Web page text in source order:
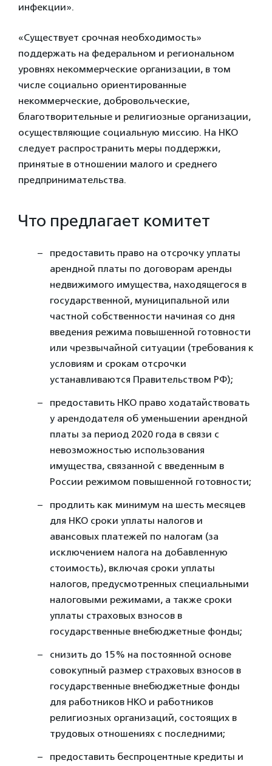
инфекции».
«Существует срочная необходимость»
поддержать на федеральном и региональном
уровнях некоммерческие организации, в том
числе социально ориентированные
некоммерческие, добровольческие,
благотворительные и религиозные организации,
осуществляющие социальную миссию. На НКО
следует распространить меры поддержки,
принятые в отношении малого и среднего
предпринимательства.
Что предлагает комитет
предоставить право на отсрочку уплаты
арендной платы по договорам аренды
недвижимого имущества, находящегося в
государственной, муниципальной или
частной собственности начиная со дня
введения режима повышенной готовности
или чрезвычайной ситуации (требования к
условиям и срокам отсрочки
устанавливаются Правительством РФ);
предоставить НКО право ходатайствовать
у арендодателя об уменьшении арендной
платы за период 2020 года в связи с
невозможностью использования
имущества, связанной с введенным в
России режимом повышенной готовности;
продлить как минимум на шесть месяцев
для НКО сроки уплаты налогов и
авансовых платежей по налогам (за
исключением налога на добавленную
стоимость), включая сроки уплаты
налогов, предусмотренных специальными
налоговыми режимами, а также сроки
уплаты страховых взносов в
государственные внебюджетные фонды;
снизить до 15% на постоянной основе
совокупный размер страховых взносов в
государственные внебюджетные фонды
для работников НКО и работников
религиозных организаций, состоящих в
трудовых отношениях с последними;
предоставить беспроцентные кредиты и